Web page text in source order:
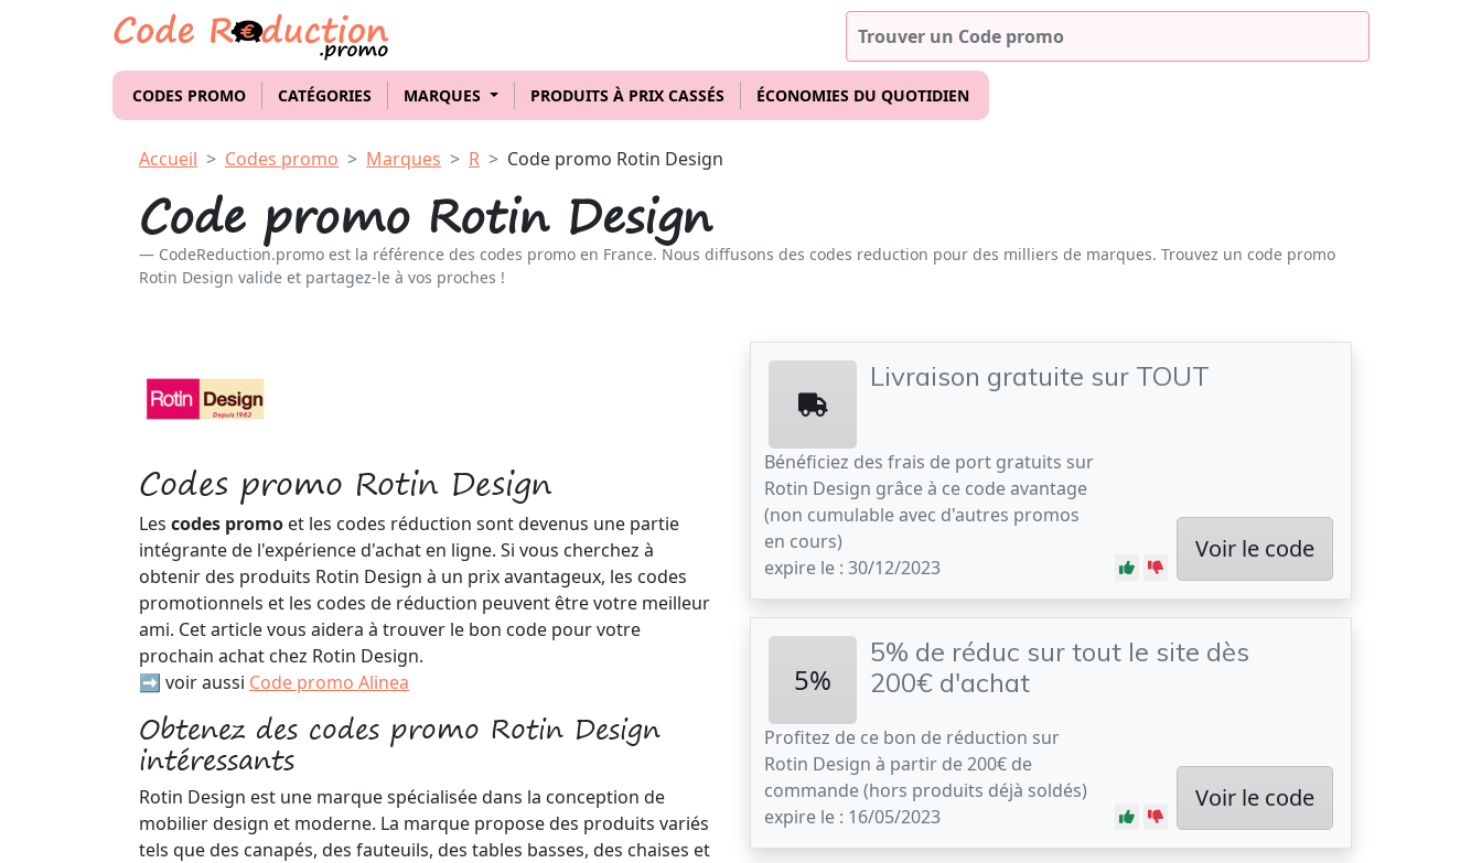
CODES PROMO CATÉGORIES MARQUES PRODUITS À PRIX CASSÉS ÉCONOMIES DU QUOTIDIEN
Accueil Codes promo Marques R Code promo Rotin Design
Code promo Rotin Design
CodeReduction.promo est la référence des codes promo en France. Nous diffusons des codes reduction pour des milliers de marques. Trouvez un code promo
Rotin Design valide et partagez-le à vos proches !
Codes promo Rotin Design
Les codes promo et les codes réduction sont devenus une partie
intégrante de l'expérience d'achat en ligne. Si vous cherchez à
obtenir des produits Rotin Design à un prix avantageux, les codes
promotionnels et les codes de réduction peuvent être votre meilleur
ami. Cet article vous aidera à trouver le bon code pour votre
prochain achat chez Rotin Design.
➡️ voir aussi Code promo Alinea
Obtenez des codes promo Rotin Design
intéressants
Rotin Design est une marque spécialisée dans la conception de
mobilier design et moderne. La marque propose des produits variés
tels que des canapés, des fauteuils, des tables basses, des chaises et
Livraison gratuite sur TOUT
Bénéficiez des frais de port gratuits sur
Rotin Design grâce à ce code avantage
(non cumulable avec d'autres promos
en cours)
expire le : 30/12/2023
Voir le code
5%
5% de réduc sur tout le site dès
200€ d'achat
Profitez de ce bon de réduction sur
Rotin Design à partir de 200€ de
commande (hors produits déjà soldés)
expire le : 16/05/2023
Voir le code